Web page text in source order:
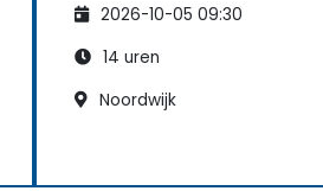
2026-10-05 09:30
14 uren
Noordwijk